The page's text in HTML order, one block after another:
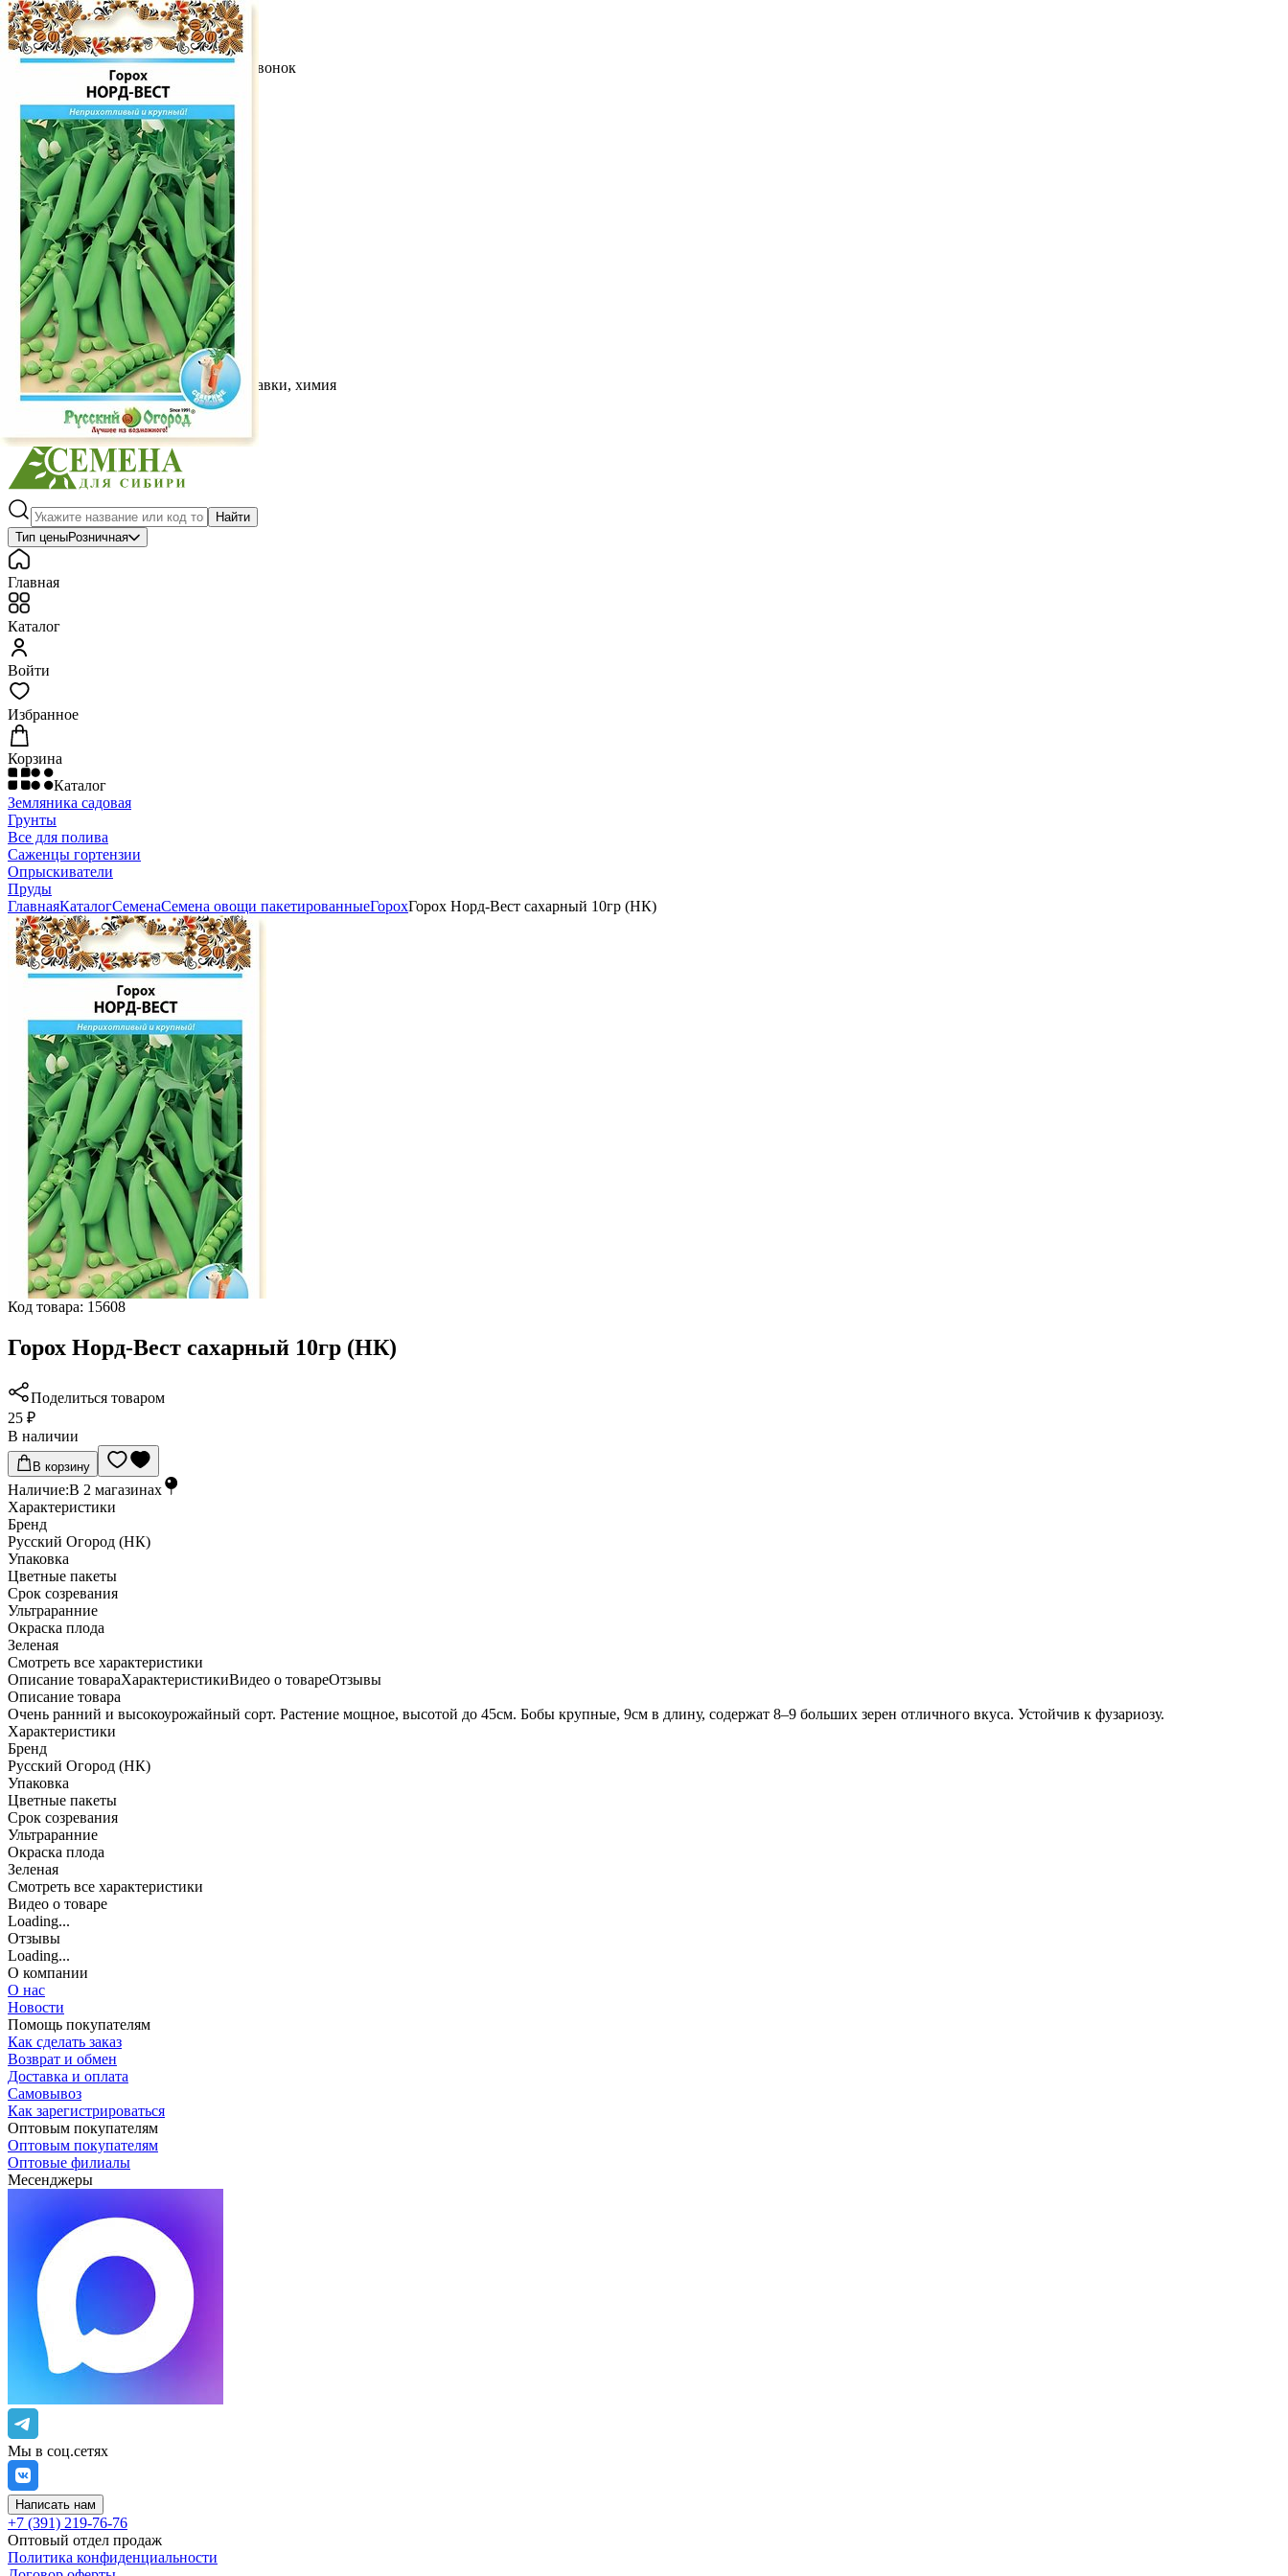
Выберите город
Обратный звонокЗаказать обратный звонок
Каталог
Семена
Грунты
Газонные травы, сидераты
Горшки, рассадники, аксессуары
Посадочный материал
Садовый инструмент, инвентарь
Консервирование
Средства защиты, удобрения, добавки, химия
Обустройство сада, декор
Найти
Тип ценыРозничная
Главная
Каталог
Войти
Избранное
Корзина
Каталог
Земляника садовая
Грунты
Все для полива
Саженцы гортензии
Опрыскиватели
Пруды
ГлавнаяКаталогСеменаСемена овощи пакетированныеГорохГорох Норд-Вест сахарный 10гр (НК)
Код товара: 15608
Горох Норд-Вест сахарный 10гр (НК)
Поделиться товаром
25 ₽
В наличии
В корзину
Наличие:В 2 магазинах
Характеристики
Бренд
Русский Огород (НК)
Упаковка
Цветные пакеты
Срок созревания
Ультраранние
Окраска плода
Зеленая
Cмотреть все характеристики
Описание товараХарактеристикиВидео о товареОтзывы
Описание товара
Очень ранний и высокоурожайный сорт. Растение мощное, высотой до 45см. Бобы крупные, 9см в длину, содержат 8–9 больших зерен отличного вкуса. Устойчив к фузариозу.
Характеристики
Бренд
Русский Огород (НК)
Упаковка
Цветные пакеты
Срок созревания
Ультраранние
Окраска плода
Зеленая
Cмотреть все характеристики
Видео о товаре
Loading...
Отзывы
Loading...
О компании
О нас
Новости
Помощь покупателям
Как сделать заказ
Возврат и обмен
Доставка и оплата
Самовывоз
Как зарегистрироваться
Оптовым покупателям
Оптовым покупателям
Оптовые филиалы
Месенджеры
Мы в соц.сетях
Написать нам
+7 (391) 219-76-76
Оптовый отдел продаж
Политика конфиденциальности